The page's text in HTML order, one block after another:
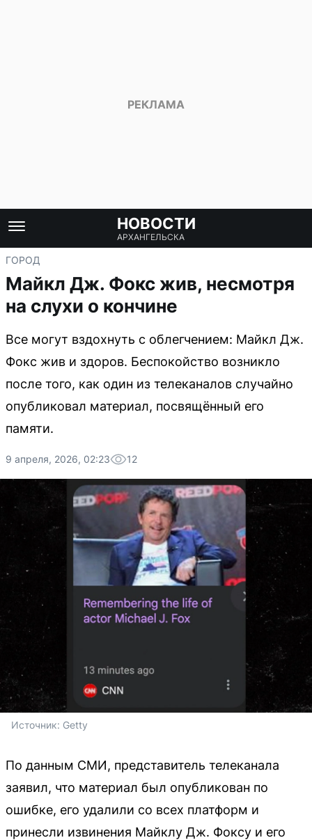
НОВОСТИ
АРХАНГЕЛЬСКА
ГОРОД
Майкл Дж. Фокс жив, несмотря
на слухи о кончине
Все могут вздохнуть с облегчением: Майкл Дж.
Фокс жив и здоров. Беспокойство возникло
после того, как один из телеканалов случайно
опубликовал материал, посвящённый его
памяти.
9 апреля, 2026, 02:23 12
Источник: Getty
По данным СМИ, представитель телеканала
заявил, что материал был опубликован по
ошибке, его удалили со всех платформ и
принесли извинения Майклу Дж. Фоксу и его